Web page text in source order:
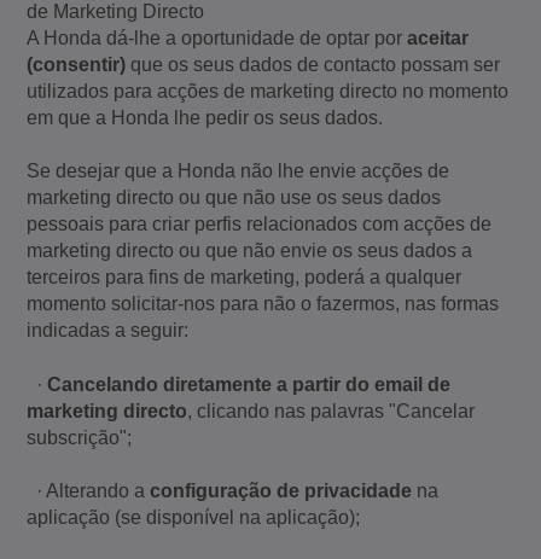
de Marketing Directo
A Honda dá-lhe a oportunidade de optar poraceitar
(consentir) que os seus dados de contacto possam ser
utilizados para acções de marketing directo no momento
em que a Honda lhe pedir os seus dados.
Se desejar que a Honda não lhe envie acções de
marketing directo ou que não use os seus dados
pessoais para criar perfis relacionados com acções de
marketing directo ou que não envie os seus dados a
terceiros para fins de marketing, poderá a qualquer
momento solicitar-nos para não o fazermos, nas formas
indicadas a seguir:
·Cancelando diretamente a partir do email de
marketing directo, clicando nas palavras "Cancelar
subscrição";
· Alterando aconfiguração de privacidade na
aplicação (se disponível na aplicação);